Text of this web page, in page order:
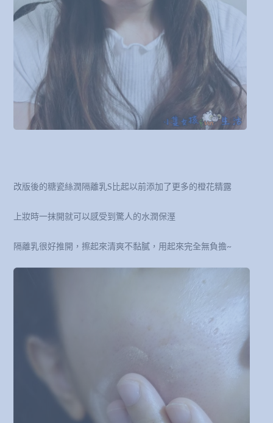
改版後的糖瓷絲潤隔離乳S比起以前添加了更多的橙花精露
上妝時一抹開就可以感受到驚人的水潤保溼
隔離乳很好推開，擦起來清爽不黏膩，用起來完全無負擔~